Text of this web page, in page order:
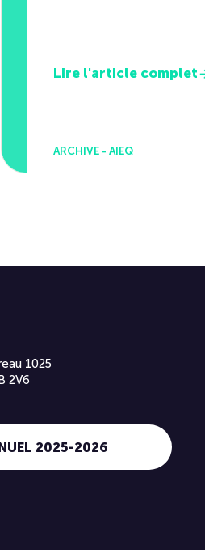
Lire l'article complet
ARCHIVE - AIEQ
1025
2V6
2025-2026